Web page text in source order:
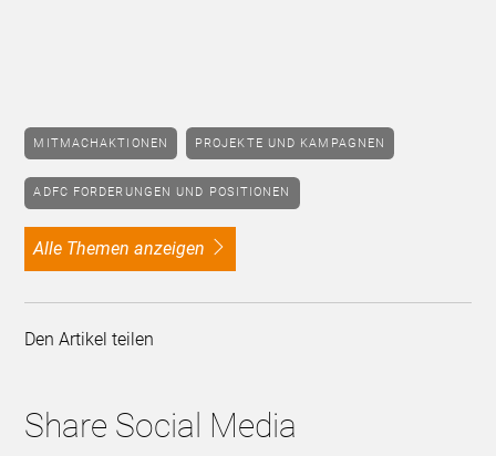
MITMACHAKTIONEN PROJEKTE UND KAMPAGNEN
ADFC FORDERUNGEN UND POSITIONEN
alle Themen anzeigen
Den Artikel teilen
Share Social Media